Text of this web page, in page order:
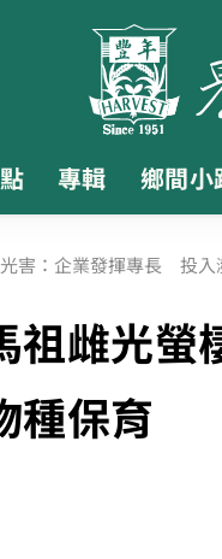
專輯 鄉間
害：企業發揮專長 投
雌光
保育